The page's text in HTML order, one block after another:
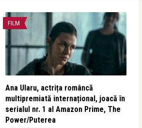
FILM
Ana Ularu, actrița româncă
multipremiată internațional, joacă în
serialul nr. 1 al Amazon Prime, The
Power/Puterea